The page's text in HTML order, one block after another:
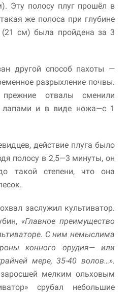
Эту полосу плуг прошёл в
же полоса при глубине
см) была пройдена за 3
другой способ пахоты —
разрыхление почвы.
отвалы сменили
и в виде ножа—с 1
действие плуга было
полосу в 2,5—3 минуты, он
такой степени, что она
заслужил культиватор.
«Главное преимущество
С ним немыслима
конного орудия— или
мере, 35-40 волов…».
мелким ольховым
срубал небольшие